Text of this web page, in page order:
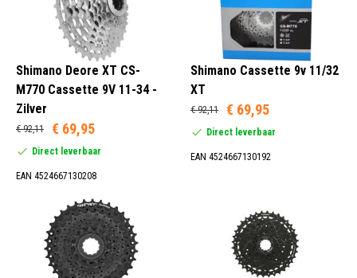
Shimano Deore XT CS-
M770 Cassette 9V 11-34 -
Zilver
€ 92,11 € 69,95
Direct leverbaar
EAN 4524667130208
Shimano Cassette 9v 11/32
XT
€ 92,11 € 69,95
Direct leverbaar
EAN 4524667130192